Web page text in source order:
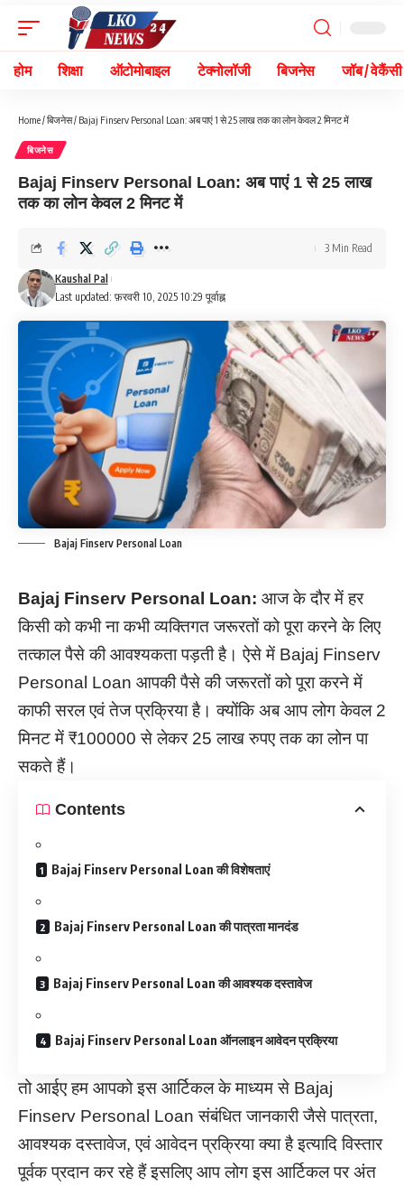
होम शिक्षा ऑटोमोबाइल टेक्नोलॉजी बिजनेस जॉब / वेकैंसी
Home/बिजनेस/ Bajaj Finserv Personal Loan: अब पाएं 1 से 25 लाख तक का लोन केवल 2 मिनट में
बिजनेस
Bajaj Finserv Personal Loan: अब पाएं 1 से 25 लाख
तक का लोन केवल 2 मिनट में
Last updated: फ़रवरी 10, 2025 10:29 पूर्वाह्न
Kaushal Pal
3 Min Read
Bajaj Finserv Personal Loan
Bajaj Finserv Personal Loan: आज के दौर में हर
किसी को कभी ना कभी व्यक्तिगत जरूरतों को पूरा करने के लिए
तत्काल पैसे की आवश्यकता पड़ती है। ऐसे में Bajaj Finserv
Personal Loan आपकी पैसे की जरूरतों को पूरा करने में
काफी सरल एवं तेज प्रक्रिया है। क्योंकि अब आप लोग केवल 2
मिनट में ₹100000 से लेकर 25 लाख रुपए तक का लोन पा
सकते हैं।
Contents
Bajaj Finserv Personal Loan की विशेषताएं
Bajaj Finserv Personal Loan की पात्रता मानदंड
Bajaj Finserv Personal Loan की आवश्यक दस्तावेज
Bajaj Finserv Personal Loan ऑनलाइन आवेदन प्रक्रिया
तो आईए हम आपको इस आर्टिकल के माध्यम से Bajaj
Finserv Personal Loan संबंधित जानकारी जैसे पात्रता,
आवश्यक दस्तावेज, एवं आवेदन प्रक्रिया क्या है इत्यादि विस्तार
पूर्वक प्रदान कर रहे हैं इसलिए आप लोग इस आर्टिकल पर अंत